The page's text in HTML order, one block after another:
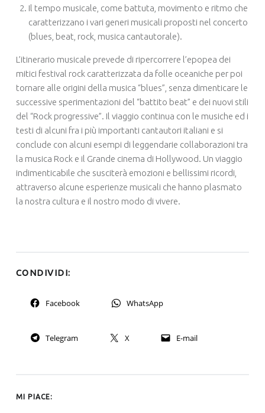
Il tempo musicale, come battuta, movimento e ritmo che
caratterizzano i vari generi musicali proposti nel concerto
(blues, beat, rock, musica cantautorale).
L’itinerario musicale prevede di ripercorrere l’epopea dei
mitici festival rock caratterizzata da folle oceaniche per poi
tornare alle origini della musica “blues”, senza dimenticare le
successive sperimentazioni del “battito beat” e dei nuovi stili
del “Rock progressive”. Il viaggio continua con le musiche ed i
testi di alcuni fra i più importanti cantautori italiani e si
conclude con alcuni esempi di leggendarie collaborazioni tra
la musica Rock e il Grande cinema di Hollywood. Un viaggio
indimenticabile che susciterà emozioni e bellissimi ricordi,
attraverso alcune esperienze musicali che hanno plasmato
la nostra cultura e il nostro modo di vivere.
CONDIVIDI:
Facebook WhatsApp
Telegram X E-mail
MI PIACE: